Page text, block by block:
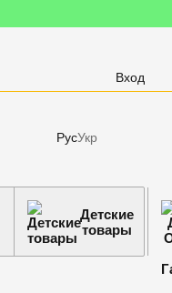
Вход
РусУкр
Детские
товары